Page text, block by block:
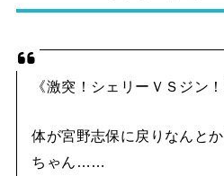
《激突！シェリーＶＳジン！
体が宮野志保に戻りなんと
ちゃん……